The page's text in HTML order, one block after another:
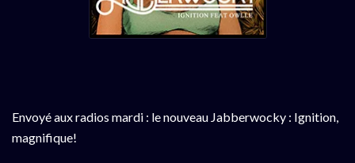
Envoyé aux radios mardi : le nouveau Jabberwocky : Ignition,
magnifique!